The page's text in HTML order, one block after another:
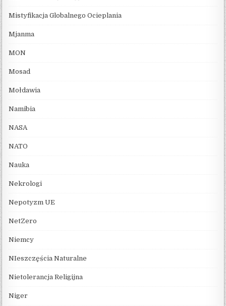
Mistyfikacja Globalnego Ocieplania
Mjanma
MON
Mosad
Mołdawia
Namibia
NASA
NATO
Nauka
Nekrologi
Nepotyzm UE
NetZero
Niemcy
NIeszczęścia Naturalne
Nietolerancja Religijna
Niger